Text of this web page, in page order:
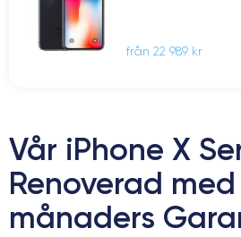
från 22 989 kr
Vår iPhone X
Renoverad
månaders